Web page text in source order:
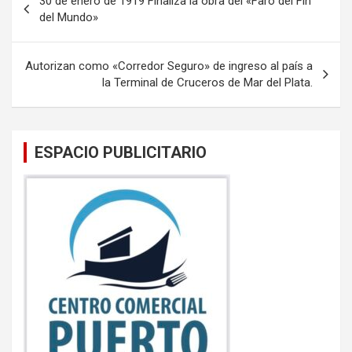
o
o
k
A
p
p
de
entradas
del Mundo»
Autorizan como «Corredor Seguro» de ingreso al país a
la Terminal de Cruceros de Mar del Plata.
ESPACIO PUBLICITARIO